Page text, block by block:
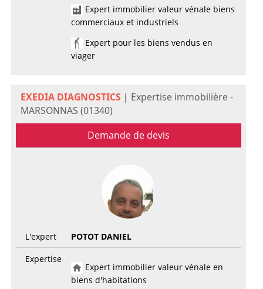
Expert immobilier valeur vénale biens
commerciaux et industriels
Expert pour les biens vendus en
viager
EXEDIA DIAGNOSTICS | Expertise immobilière -
MARSONNAS (01340)
Demande de devis
L'expert
POTOT DANIEL
Expertise
Expert immobilier valeur vénale en
biens d'habitations